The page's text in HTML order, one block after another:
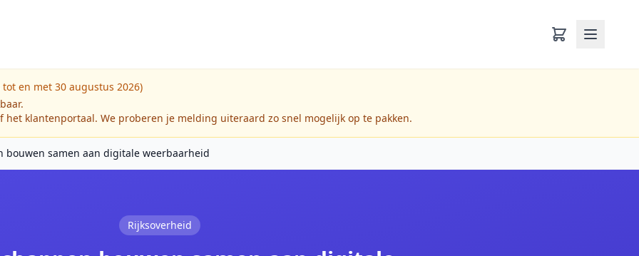
en met 30 augustus 2026)
het klantenportaal. We proberen je melding uiteraard zo snel mogelijk op te pakken.
bouwen samen aan digitale weerbaarheid
Rijksoverheid